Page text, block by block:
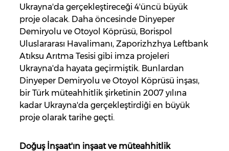
Ukrayna'da gerçekleştireceği 4'üncü büyük
proje olacak. Daha öncesinde Dinyeper
Demiryolu ve Otoyol Köprüsü, Borispol
Uluslararası Havalimanı, Zaporizhzhya Leftbank
Atıksu Arıtma Tesisi gibi imza projeleri
Ukrayna'da hayata geçirmiştik. Bunlardan
Dinyeper Demiryolu ve Otoyol Köprüsü inşası,
bir Türk müteahhitlik şirketinin 2007 yılına
kadar Ukrayna'da gerçekleştirdiği en büyük
proje olarak tarihe geçti.
Doğuş İnşaat'ın inşaat ve müteahhitlik